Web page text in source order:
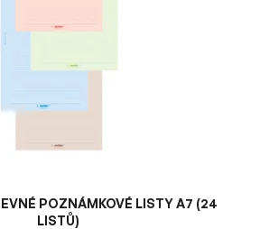
POZNÁMKOVÉ LISTY A7 (24
LISTŮ)